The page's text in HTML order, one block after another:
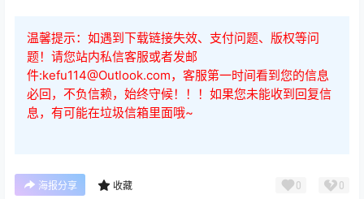
题！请您站内私信客服或者发邮
件:kefu114@Outlook.com，客服第一时间看到您的信息
必回，不负信赖，始终守候！！！如果您未能收到回复信
息，有可能在垃圾信箱里面哦~